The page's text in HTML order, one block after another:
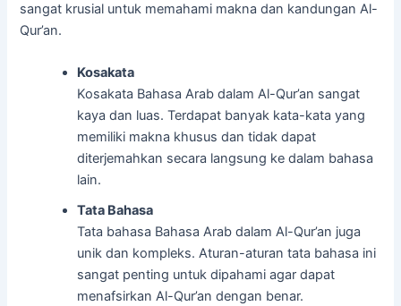
sangat krusial untuk memahami makna dan kandungan Al-
Qur’an.
Kosakata
Kosakata Bahasa Arab dalam Al-Qur’an sangat
kaya dan luas. Terdapat banyak kata-kata yang
memiliki makna khusus dan tidak dapat
diterjemahkan secara langsung ke dalam bahasa
lain.
Tata Bahasa
Tata bahasa Bahasa Arab dalam Al-Qur’an juga
unik dan kompleks. Aturan-aturan tata bahasa ini
sangat penting untuk dipahami agar dapat
menafsirkan Al-Qur’an dengan benar.